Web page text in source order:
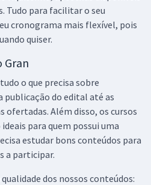
Tudo para facilitar o seu
cronograma mais flexível, pois
quiser.
Gran
o que precisa sobre
publicação do edital até as
ofertadas. Além disso, os cursos
para quem possui uma
estudar bons conteúdos para
a participar.
dos nossos conteúdos: